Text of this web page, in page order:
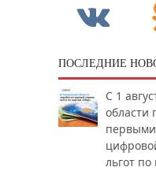
ПОСЛЕДНИЕ
С 1
области
льгот